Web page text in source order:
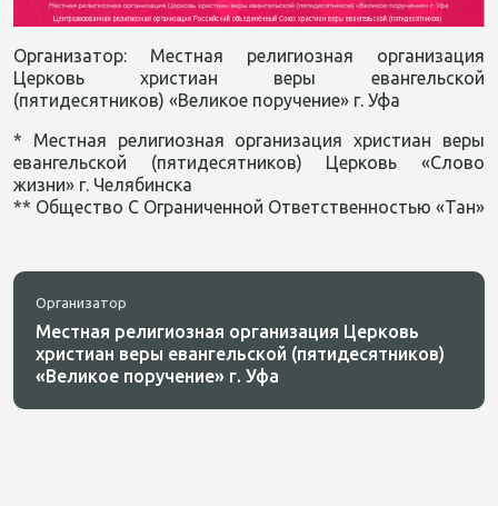
Организатор: Местная религиозная организация
Церковь христиан веры евангельской
(пятидесятников) «Великое поручение» г. Уфа
* Местная религиозная организация христиан веры
евангельской (пятидесятников) Церковь «Слово
жизни» г. Челябинска
** Общество С Ограниченной Ответственностью «Тан»
Организатор
Местная религиозная организация Церковь
христиан веры евангельской (пятидесятников)
«Великое поручение» г. Уфа